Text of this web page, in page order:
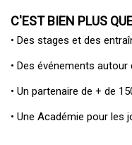
C'EST BIEN PLUS
• Des stages et des
• Des événements autour
• Un partenaire de + de
• Une Académie pour les